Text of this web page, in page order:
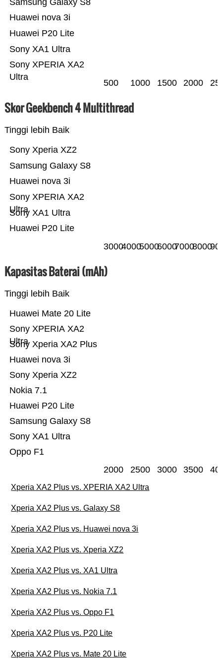
Sony XPERIA XA2
Ultra
Sony XA1 Ultra
Huawei P20 Lite
Huawei nova 3i
Samsung Galaxy S8
500 1000 1500 2000
Skor Geekbench 4 Multithread
Tinggi lebih Baik
Huawei P20 Lite
Sony XA1 Ultra
Sony XPERIA XA2
Ultra
Huawei nova 3i
Samsung Galaxy S8
Sony Xperia XZ2
300040005000600070008000
Kapasitas Baterai (mAh)
Tinggi lebih Baik
Oppo F1
Sony XA1 Ultra
Samsung Galaxy S8
Huawei P20 Lite
Nokia 7.1
Sony Xperia XZ2
Huawei nova 3i
Sony Xperia XA2 Plus
Sony XPERIA XA2
Ultra
Huawei Mate 20 Lite
2000 2500 3000 3500
Xperia XA2 Plus vs. XPERIA XA2 Ultra
Xperia XA2 Plus vs. Galaxy S8
Xperia XA2 Plus vs. Huawei nova 3i
Xperia XA2 Plus vs. Xperia XZ2
Xperia XA2 Plus vs. XA1 Ultra
Xperia XA2 Plus vs. Nokia 7.1
Xperia XA2 Plus vs. Oppo F1
Xperia XA2 Plus vs. P20 Lite
Xperia XA2 Plus vs. Mate 20 Lite